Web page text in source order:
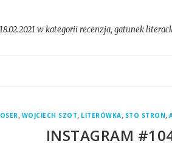
18.02.2021 w kategoriirecenzja, gatunek
, WOJCIECH SZOT, LITERÓWKA, STO STRON,
INSTAGRAM